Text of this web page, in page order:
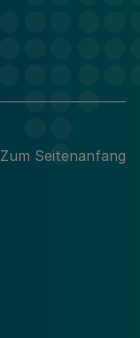
Zum Seitenanfang